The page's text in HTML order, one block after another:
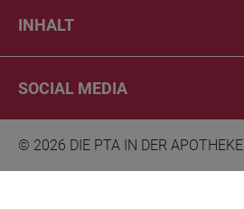
INHALT
SOCIAL MEDIA
© 2026 DIE PTA IN DER APOTHEKE